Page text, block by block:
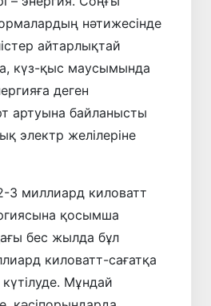
нәтижесінде
айтарлықтай
күз-қыс маусымында
деген
артуына байланысты
электр желілеріне
3 миллиард киловатт
қосымша
бес жылда бұл
киловатт-сағатқа
Мұндай